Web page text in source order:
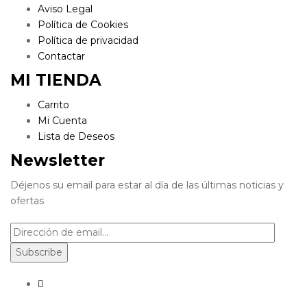
Aviso Legal
Política de Cookies
Política de privacidad
Contactar
MI TIENDA
Carrito
Mi Cuenta
Lista de Deseos
Newsletter
Déjenos su email para estar al día de las últimas noticias y
ofertas